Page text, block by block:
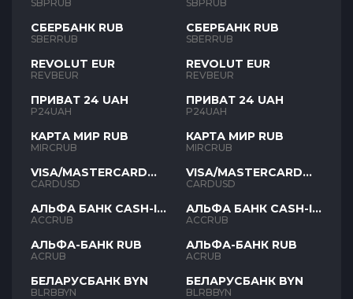
SBPRUB
СБЕРБАНК RUB
SBERRUB
REVOLUT EUR
REVBEUR
ПРИВАТ 24 UAH
P24UAH
КАРТА МИР RUB
MIRCRUB
VISA/MASTERCARD
USD
CARDUSD
АЛЬФА БАНК CASH-IN
RUB
ACCRUB
АЛЬФА-БАНК RUB
ACRUB
БЕЛАРУСБАНК BYN
BLRBBYN
SBPRUB
СБЕРБАНК RUB
SBERRUB
REVOLUT EUR
REVBEUR
ПРИВАТ 24 UAH
P24UAH
КАРТА МИР RUB
MIRCRUB
VISA/MASTERCARD
USD
CARDUSD
АЛЬФА БАНК CASH-IN
RUB
ACCRUB
АЛЬФА-БАНК RUB
ACRUB
БЕЛАРУСБАНК BYN
BLRBBYN